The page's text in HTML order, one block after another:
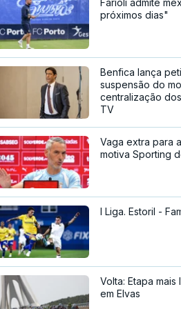
Farioli admite
próximos dias"
Benfica lança
suspensão do
centralização
TV
Vaga extra para
motiva Sporting
I Liga. Estoril -
Volta: Etapa
em Elvas